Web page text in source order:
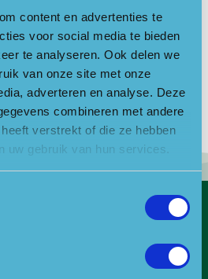
content en advertenties te
voor social media te bieden
te analyseren. Ook delen we
van onze site met onze
adverteren en analyse. Deze
combineren met andere
verstrekt of die ze hebben
uw gebruik van hun services.
te 16:42.